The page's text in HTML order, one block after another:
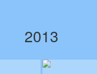
2013